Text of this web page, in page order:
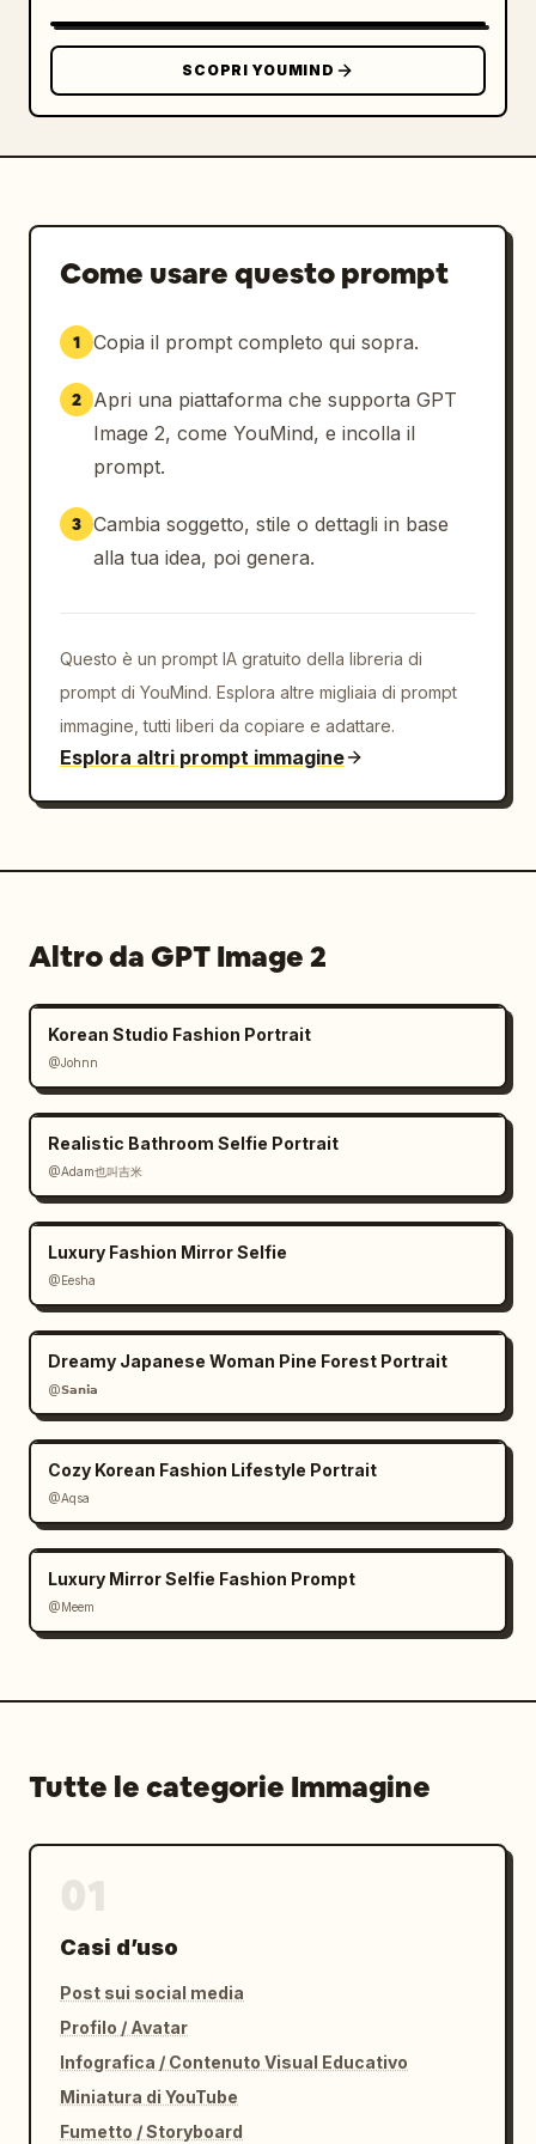
. Mantieni l'immagine estremamente curata,
simmetrica ma dall'aspetto vissuto, senza
dell'hardware e senza disordine oltre agli
SCOPRI YOUMIND
Come usare questo prompt
1 Copia il prompt completo qui sopra.
2
Apri una piattaforma che supporta GPT
Image 2, come YouMind, e incolla il
prompt.
3 Cambia soggetto, stile o dettagli in base
alla tua idea, poi genera.
Questo è un prompt IA gratuito della libreria di
prompt di YouMind. Esplora altre migliaia di prompt
immagine, tutti liberi da copiare e adattare.
Esplora altri prompt immagine
Altro da GPT Image 2
Korean Studio Fashion Portrait
@Johnn
Realistic Bathroom Selfie Portrait
@Adam也叫吉米
Luxury Fashion Mirror Selfie
@Eesha
Dreamy Japanese Woman Pine Forest Portrait
@𝗦𝗮𝗻𝗶𝗮
Cozy Korean Fashion Lifestyle Portrait
@Aqsa
Luxury Mirror Selfie Fashion Prompt
@Meem
Tutte le categorie Immagine
Casi d’uso
Post sui social media
Profilo / Avatar
Infografica / Contenuto Visual Educativo
Miniatura di YouTube
Fumetto / Storyboard